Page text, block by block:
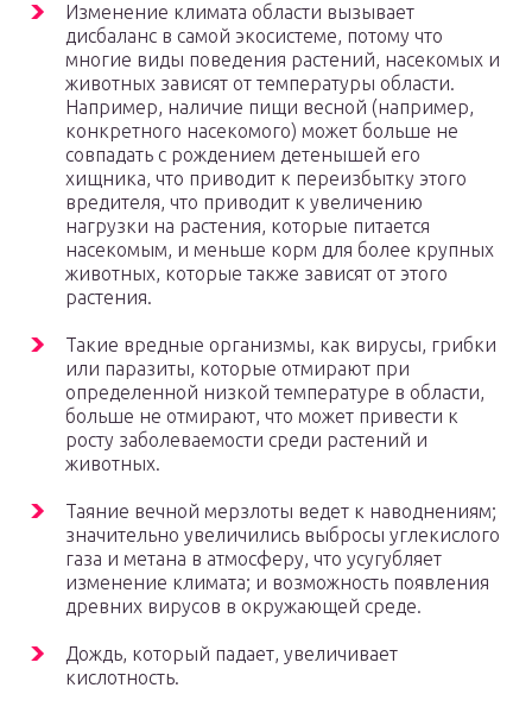
Изменение климата области вызывает
дисбаланс в самой экосистеме, потому что
многие виды поведения растений, насекомых и
животных зависят от температуры области.
Например, наличие пищи весной (например,
конкретного насекомого) может больше не
совпадать с рождением детенышей его
хищника, что приводит к переизбытку этого
вредителя, что приводит к увеличению
нагрузки на растения, которые питается
насекомым, и меньше корм для более крупных
животных, которые также зависят от этого
растения.
Такие вредные организмы, как вирусы, грибки
или паразиты, которые отмирают при
определенной низкой температуре в области,
больше не отмирают, что может привести к
росту заболеваемости среди растений и
животных.
Таяние вечной мерзлоты ведет к наводнениям;
значительно увеличились выбросы углекислого
газа и метана в атмосферу, что усугубляет
изменение климата; и возможность появления
древних вирусов в окружающей среде.
Дождь, который падает, увеличивает
кислотность.